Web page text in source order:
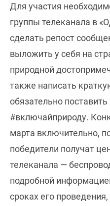
Для участия
группы телеканала в
сделать репост
выложить у себя на
природной
также написать
обязательно
#включайприроду.
марта включительно,
победители получат
телеканала —
подробной
сроках его